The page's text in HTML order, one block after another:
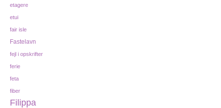
etagere
etui
fair isle
Fastelavn
fejl i opskrifter
ferie
feta
fiber
Filippa